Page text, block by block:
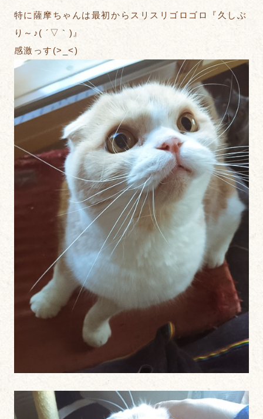
特に薩摩ちゃんは最初からスリスリゴロゴロ『久しぶ
り～♪( ´▽｀)』
感激っす(>_<)